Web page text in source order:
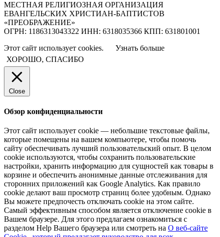
МЕСТНАЯ РЕЛИГИОЗНАЯ ОРГАНИЗАЦИЯ
ЕВАНГЕЛЬСКИХ ХРИСТИАН-БАПТИСТОВ
«ПРЕОБРАЖЕНИЕ»
ОГРН: 1186313043322 ИНН: 6318035366 КПП: 631801001
Этот сайт использует cookies.
Узнать больше
ХОРОШО, СПАСИБО
Close
Обзор конфиденциальности
Этот сайт использует cookie — небольшие текстовые файлы,
которые помещены на вашем компьютере, чтобы помочь
сайту обеспечивать лучший пользовательский опыт. В целом
cookie используются, чтобы сохранить пользовательские
настройки, хранить информацию для сущностей как товары в
корзине и обеспечить анонимные данные отслеживания для
сторонних приложений как Google Analytics. Как правило
cookie делают ваш просмотр страниц более удобным. Однако
Вы можете предпочесть отключать cookie на этом сайте.
Самый эффективным способом является отключение cookie в
Вашем браузере. Для этого предлагаем ознакомиться с
разделом Help Вашего браузера или смотреть на О веб-сайте